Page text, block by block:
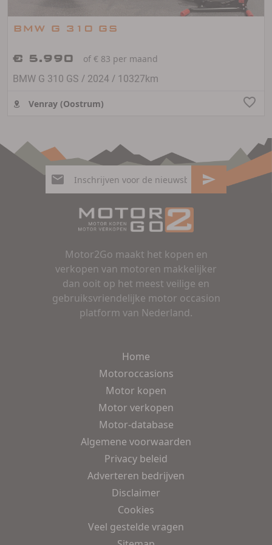
BMW G 310 GS
€ 5.990
of € 83 per maand
BMW G 310 GS / 2024 / 10327km
Venray (Oostrum)
Motor2Go maakt het kopen en
verkopen van motoren makkelijker
dan ooit op het meest veilige en
gebruiksvriendelijke motor occasion
platform van Nederland.
Home
Motoroccasions
Motor kopen
Motor verkopen
Motor-database
Algemene voorwaarden
Privacy beleid
Adverteren bedrijven
Disclaimer
Cookies
Veel gestelde vragen